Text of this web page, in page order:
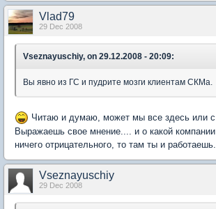
Vlad79
29 Dec 2008
Vseznayuschiy, on 29.12.2008 - 20:09:
Вы явно из ГС и пудрите мозги клиентам СКМа.
Читаю и думаю, может мы все здесь или
Выражаешь свое мнение.... и о какой
ничего отрицательного, то там ты и работаешь.
Vseznayuschiy
29 Dec 2008